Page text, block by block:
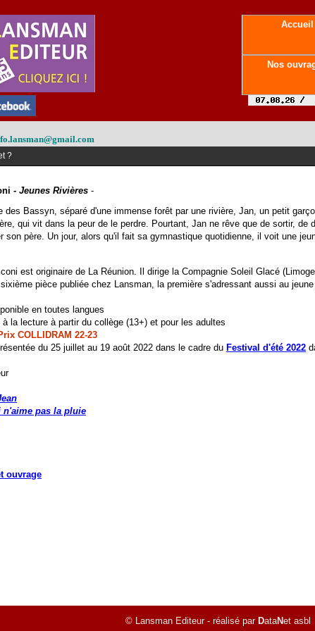
Accueil
Nos
?
- Jeunes Rivières -
des Bassyn, séparé d'une immense forêt par une rivière, Jan, un petit
qui vit dans la peur de le perdre. Pourtant, Jan ne rêve que de sortir, de
son père. Un jour, alors qu'il fait sa gymnastique quotidienne, il voit une
est originaire de La Réunion. Il dirige la Compagnie Soleil Glacé
pièce publiée chez Lansman, la première s'adressant aussi au
en toutes langues
la lecture à partir du collège (13+) et pour les adultes
COLLIDRAM 22-23
du 25 juillet au 19 août 2022 dans le cadre du Festival d'été 2022
n'aime pas la pluie
ouvrage
© Lansman Editeur - réalisé par DataNet asbl